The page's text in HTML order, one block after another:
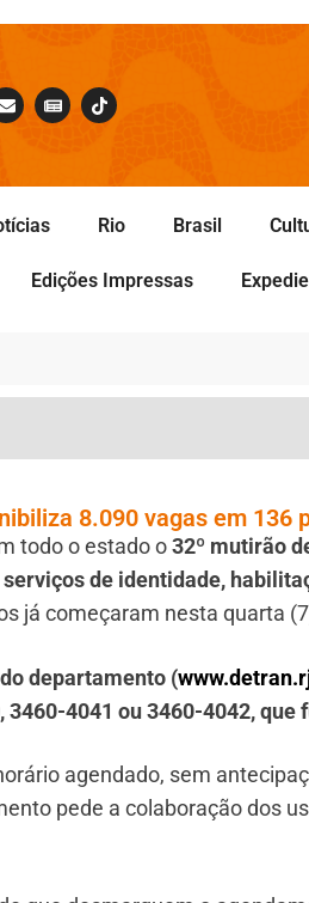
Rio Brasil
Edições Impressas
8.090 vagas em 136
todo o estado o32º mutirão
serviços de identidade,
já começaram nesta quarta
departamento (
4041 ou 3460-4042, que
agendado, sem
pede a colaboração dos